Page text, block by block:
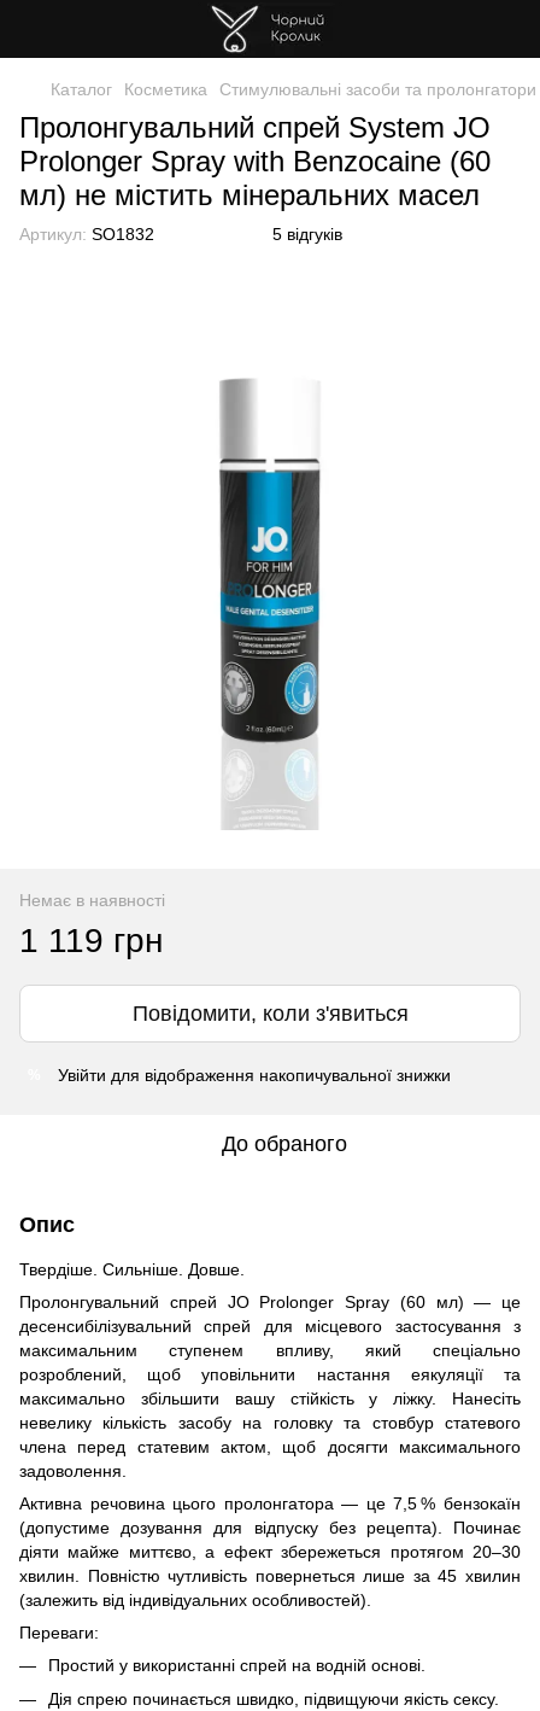
Каталог Косметика Стимулювальні засоби та пролонгатори
Пролонгувальний спрей System JO
Prolonger Spray with Benzocaine (60
мл) не містить мінеральних масел
Артикул: SO1832 5 відгуків
Немає в наявності
1 119 грн
Повідомити, коли з'явиться
Увійти для відображення накопичувальної знижки
До обраного
Опис
Твердіше. Сильніше. Довше.
Пролонгувальний спрей JO Prolonger Spray (60 мл) — це
десенсибілізувальний спрей для місцевого застосування з
максимальним ступенем впливу, який спеціально
розроблений, щоб уповільнити настання еякуляції та
максимально збільшити вашу стійкість у ліжку. Нанесіть
невелику кількість засобу на головку та стовбур статевого
члена перед статевим актом, щоб досягти максимального
задоволення.
Активна речовина цього пролонгатора — це 7,5 % бензокаїн
(допустиме дозування для відпуску без рецепта). Починає
діяти майже миттєво, а ефект збережеться протягом 20–30
хвилин. Повністю чутливість повернеться лише за 45 хвилин
(залежить від індивідуальних особливостей).
Переваги:
Простий у використанні спрей на водній основі.
Дія спрею починається швидко, підвищуючи якість сексу.